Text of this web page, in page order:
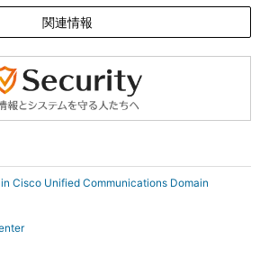
関連情報
Cisco Unified Communications Domain